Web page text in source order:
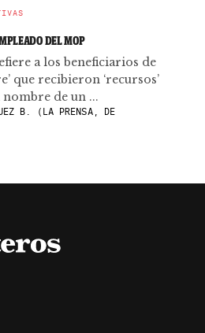
DEL MOP
a los beneficiarios de
que recibieron ‘recursos’
de un ...
B. (LA PRENSA, DE